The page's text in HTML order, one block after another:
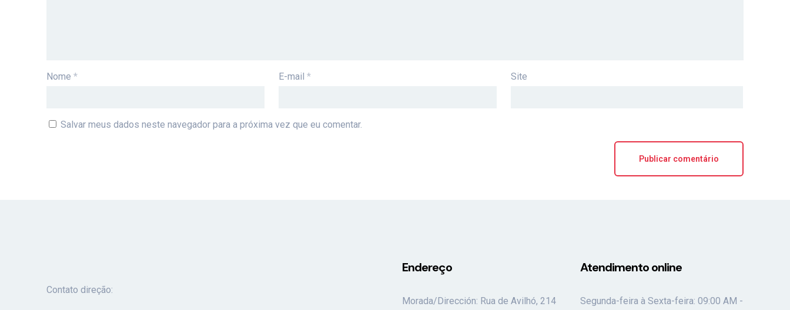
Nome * E-mail * Site
Salvar meus dados neste navegador para a próxima vez que eu comentar.
Contato direção:
Endereço
Morada/Dirección: Rua de Avilhó, 214
Atendimento online
Segunda-feira à Sexta-feira: 09:00 AM -